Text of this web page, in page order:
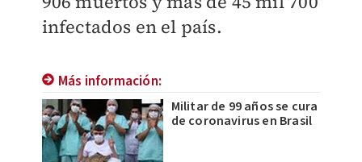
infectados en el país.
Más información:
Militar de 99 años se cura
de coronavirus en Brasil